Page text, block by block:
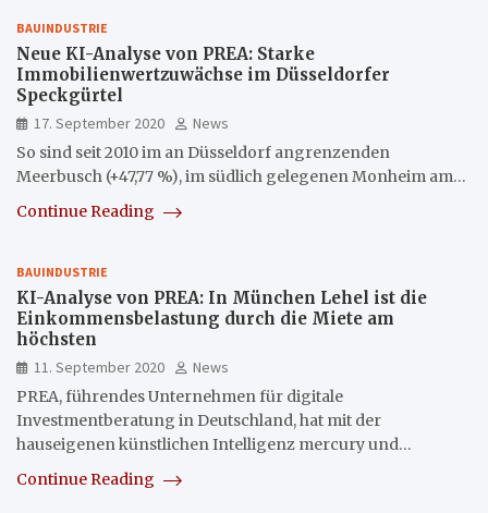
BAUINDUSTRIE
Neue KI-Analyse von PREA: Starke
Immobilienwertzuwächse im Düsseldorfer
Speckgürtel
17. September 2020
News
So sind seit 2010 im an Düsseldorf angrenzenden
Meerbusch (+47,77 %), im südlich gelegenen Monheim am…
Continue Reading
BAUINDUSTRIE
KI-Analyse von PREA: In München Lehel ist die
Einkommensbelastung durch die Miete am
höchsten
11. September 2020
News
PREA, führendes Unternehmen für digitale
Investmentberatung in Deutschland, hat mit der
hauseigenen künstlichen Intelligenz mercury und…
Continue Reading